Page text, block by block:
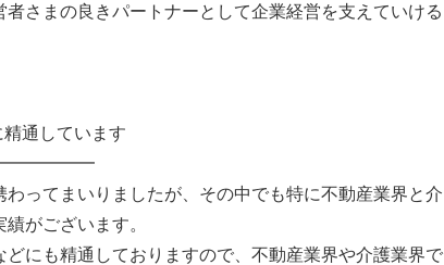
さまの良きパートナーとして企業経営を支えていける
精通しています
ってまいりましたが、その中でも特に不動産業界と介
がございます。
にも精通しておりますので、不動産業界や介護業界で